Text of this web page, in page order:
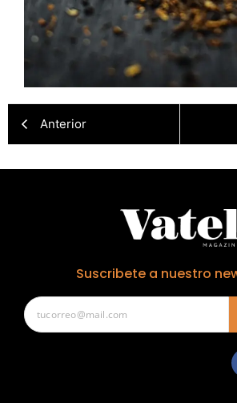
Anterior
Suscribete a nuestro